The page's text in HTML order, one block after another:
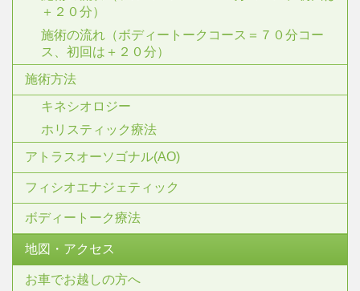
＋２０分）
施術の流れ（ボディートークコース＝７０分コー
ス、初回は＋２０分）
施術方法
キネシオロジー
ホリスティック療法
アトラスオーソゴナル(AO)
フィシオエナジェティック
ボディートーク療法
地図・アクセス
お車でお越しの方へ